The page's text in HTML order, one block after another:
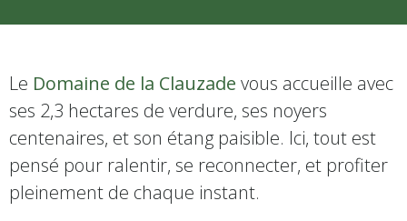
Le Domaine de la Clauzade vous accueille avec
ses 2,3 hectares de verdure, ses noyers
centenaires, et son étang paisible. Ici, tout est
pensé pour ralentir, se reconnecter, et profiter
pleinement de chaque instant.